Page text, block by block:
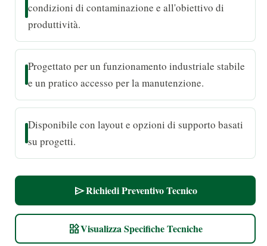
condizioni di contaminazione e all'obiettivo di
produttività.
Progettato per un funzionamento industriale stabile
e un pratico accesso per la manutenzione.
Disponibile con layout e opzioni di supporto basati
su progetti.
sendRichiedi Preventivo Tecnico
widgetsVisualizza Specifiche Tecniche